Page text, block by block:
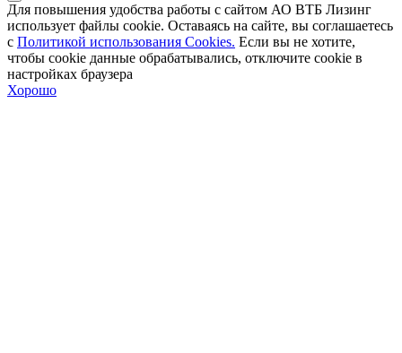
Для повышения удобства работы с сайтом АО ВТБ Лизинг
использует файлы cookie. Оставаясь на сайте, вы соглашаетесь
с Политикой использования Cookies. Если вы не хотите,
чтобы сookie данные обрабатывались, отключите cookie в
настройках браузера
Хорошо